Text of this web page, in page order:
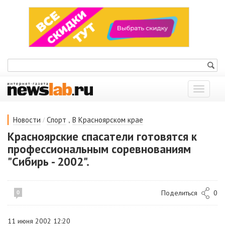
Показать
меню
Новости / Спорт , В Красноярском крае
Красноярские спасатели готовятся к
профессиональным соревнованиям
"Сибирь - 2002".
0 Поделиться 0
11 июня 2002 12:20